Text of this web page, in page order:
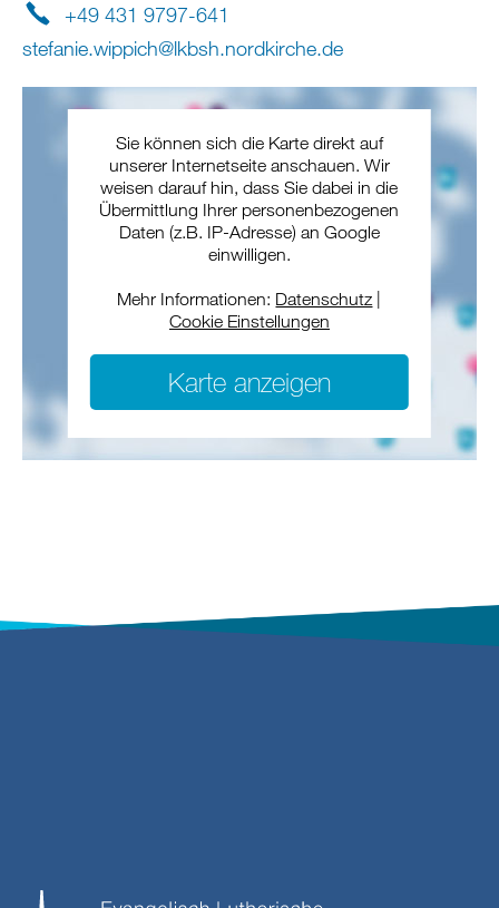
+49 431 9797-641
stefanie.wippich@lkbsh.nordkirche.de
Sie können sich die Karte direkt auf
unserer Internetseite anschauen. Wir
weisen darauf hin, dass Sie dabei in die
Übermittlung Ihrer personenbezogenen
Daten (z.B. IP-Adresse) an Google
einwilligen.
Mehr Informationen: Datenschutz
Cookie Einstellungen
Karte anzeigen